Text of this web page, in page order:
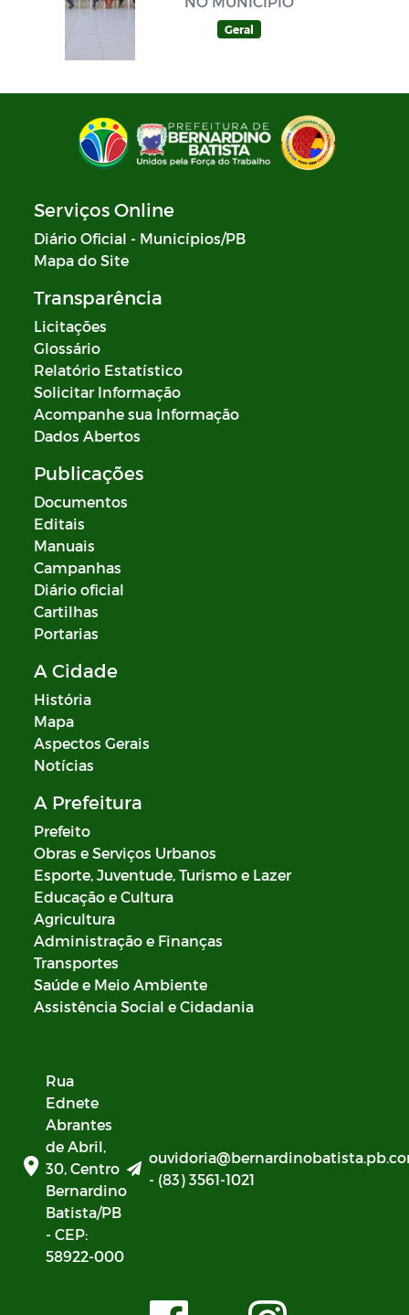
Geral
Serviços Online
Diário Oficial - Municípios/PB
Mapa do Site
Transparência
Licitações
Glossário
Relatório Estatístico
Solicitar Informação
Acompanhe sua Informação
Dados Abertos
Publicações
Documentos
Editais
Manuais
Campanhas
Diário oficial
Cartilhas
Portarias
A Cidade
História
Mapa
Aspectos Gerais
Notícias
A Prefeitura
Prefeito
Obras e Serviços Urbanos
Esporte, Juventude, Turismo e Lazer
Educação e Cultura
Agricultura
Administração e Finanças
Transportes
Saúde e Meio Ambiente
Assistência Social e Cidadania
Rua
Ednete
Abrantes
de Abril,
30, Centro
Bernardino
Batista/PB
- CEP:
58922-000
- (83) 3561-1021